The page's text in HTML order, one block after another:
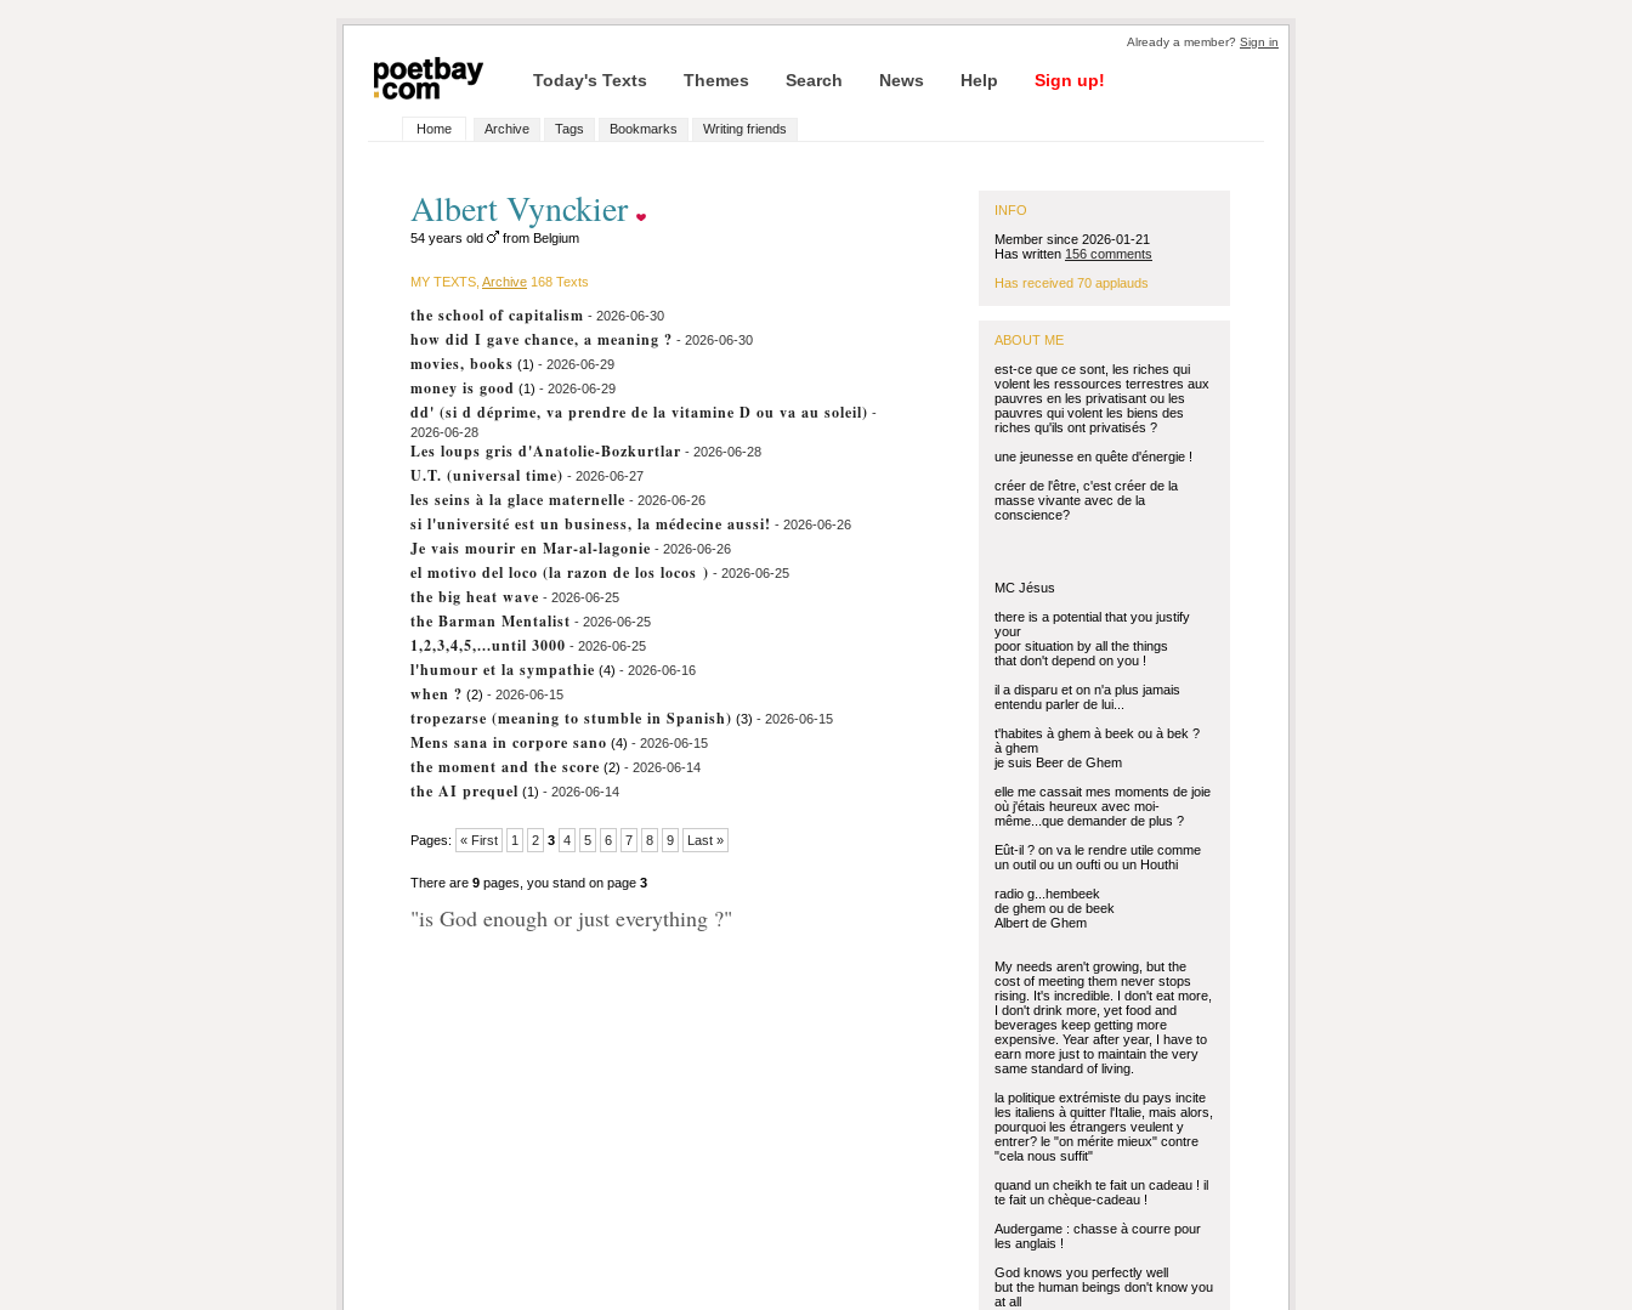
Already a member? Sign in
Today's Texts Themes Search News Help Sign up!
Home Archive Tags Bookmarks Writing friends
INFO
Member since 2026-01-21
Has written 156 comments
Has received 70 applauds
ABOUT ME
est-ce que ce sont, les riches qui
volent les ressources terrestres aux
pauvres en les privatisant ou les
pauvres qui volent les biens des
riches qu'ils ont privatisés ?
une jeunesse en quête d'énergie !
créer de l'être, c'est créer de la
masse vivante avec de la
conscience?
MC Jésus
there is a potential that you justify
your
poor situation by all the things
that don't depend on you !
il a disparu et on n'a plus jamais
entendu parler de lui...
t'habites à ghem à beek ou à bek ?
à ghem
je suis Beer de Ghem
elle me cassait mes moments de joie
où j'étais heureux avec moi-
même...que demander de plus ?
Eût-il ? on va le rendre utile comme
un outil ou un oufti ou un Houthi
radio g...hembeek
de ghem ou de beek
Albert de Ghem
My needs aren't growing, but the
cost of meeting them never stops
rising. It's incredible. I don't eat more,
I don't drink more, yet food and
beverages keep getting more
expensive. Year after year, I have to
earn more just to maintain the very
same standard of living.
la politique extrémiste du pays incite
les italiens à quitter l'Italie, mais alors,
pourquoi les étrangers veulent y
entrer? le "on mérite mieux" contre
"cela nous suffit"
quand un cheikh te fait un cadeau ! il
te fait un chèque-cadeau !
Audergame : chasse à courre pour
les anglais !
God knows you perfectly well
but the human beings don't know you
at all
Albert Vynckier
54 years old from Belgium
MY TEXTS, Archive 168 Texts
the school of capitalism - 2026-06-30
how did I gave chance, a meaning ? - 2026-06-30
movies, books (1) - 2026-06-29
money is good (1) - 2026-06-29
dd' (si d déprime, va prendre de la vitamine D ou va au soleil) -
2026-06-28
Les loups gris d'Anatolie-Bozkurtlar - 2026-06-28
U.T. (universal time) - 2026-06-27
les seins à la glace maternelle - 2026-06-26
si l'université est un business, la médecine aussi! - 2026-06-26
Je vais mourir en Mar-al-lagonie - 2026-06-26
el motivo del loco (la razon de los locos ) - 2026-06-25
the big heat wave - 2026-06-25
the Barman Mentalist - 2026-06-25
1,2,3,4,5,...until 3000 - 2026-06-25
l'humour et la sympathie (4) - 2026-06-16
when ? (2) - 2026-06-15
tropezarse (meaning to stumble in Spanish) (3) - 2026-06-15
Mens sana in corpore sano (4) - 2026-06-15
the moment and the score (2) - 2026-06-14
the AI prequel (1) - 2026-06-14
Pages: « First 1 2 3 4 5 6 7 8 9 Last »
There are 9 pages, you stand on page 3
"is God enough or just everything ?"